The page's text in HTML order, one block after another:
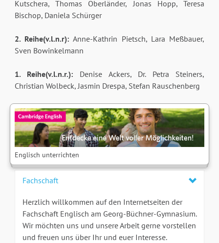
Kutschera, Thomas Oberländer, Jonas Hopp, Teresa
Bischop, Daniela Schürger
2. Reihe(v.l.n.r):Anne-Kathrin Pietsch, Lara Meßbauer,
Sven Bowinkelmann
1. Reihe(v.l.n.r.): Denise Ackers, Dr. Petra Steiners,
Christian Wolbeck, Jasmin Drespa, Stefan Rauschenberg
Englisch unterrichten
Fachschaft
Herzlich willkommen auf den Internetseiten der
Fachschaft Englisch am Georg-Büchner-Gymnasium.
Wir möchten uns und unsere Arbeit gerne vorstellen
und freuen uns über Ihr und euer Interesse.